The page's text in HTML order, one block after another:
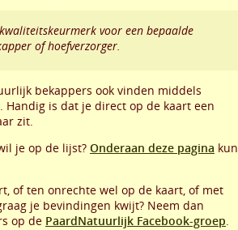
voor een bepaalde
of hoefverzorger.
bekappers ook vinden middels
is dat je direct op de kaart een
zit.
je op de lijst? Onderaan deze pagina kun
of ten onrechte wel op de kaart, of met
je bevindingen kwijt? Neem dan
op de PaardNatuurlijk Facebook-groep.